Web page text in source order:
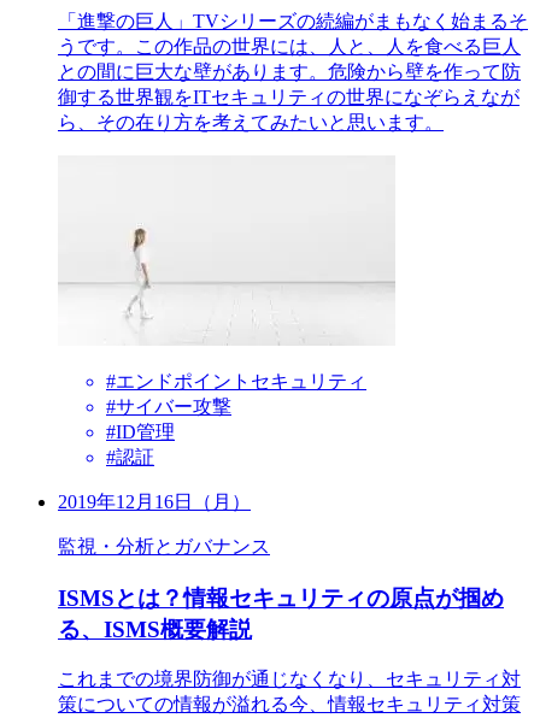
「進撃の巨人」TVシリーズの続編がまもなく始まるそ
うです。この作品の世界には、人と、人を食べる巨人
との間に巨大な壁があります。危険から壁を作って防
御する世界観をITセキュリティの世界になぞらえなが
ら、その在り方を考えてみたいと思います。
#エンドポイントセキュリティ
#サイバー攻撃
#ID管理
#認証
2019年12月16日（月）
監視・分析とガバナンス
ISMSとは？情報セキュリティの原点が掴め
る、ISMS概要解説
これまでの境界防御が通じなくなり、セキュリティ対
策についての情報が溢れる今、情報セキュリティ対策